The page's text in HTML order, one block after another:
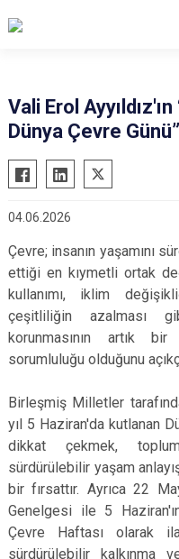
Vali Erol
Dünya Çevre
04.06.2026
Çevre; insanın yaşamını
ettiği en kıymetli ortak
kullanımı, iklim
çeşitliliğin azalması
korunmasının artık
sorumluluğu olduğunu
Birleşmiş Milletler
yıl 5 Haziran'da kutlanan
dikkat çekmek,
sürdürülebilir yaşam
bir fırsattır. Ayrıca 22
Genelgesi ile 5
Çevre Haftası olarak
sürdürülebilir kalkınma